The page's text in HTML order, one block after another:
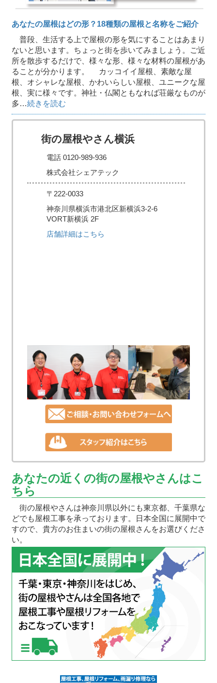
あなたの屋根はどの形？18種類の屋根と名称をご紹介
普段、生活する上で屋根の形を気にすることはあまり
ないと思います。ちょっと街を歩いてみましょう。ご近
所を散歩するだけで、様々な形、様々な材料の屋根があ
ることが分かります。 カッコイイ屋根、素敵な屋
根、オシャレな屋根、かわいらしい屋根、ユニークな屋
根、実に様々です。神社・仏閣ともなれば荘厳なものが
多…続きを読む
街の屋根やさん横浜
電話 0120-989-936
株式会社シェアテック
〒222-0033
神奈川県横浜市港北区新横浜3-2-6
VORT新横浜 2F
店舗詳細はこちら
あなたの近くの街の屋根やさんはこ
ちら
街の屋根やさんは神奈川県以外にも東京都、千葉県な
どでも屋根工事を承っております。日本全国に展開中で
すので、貴方のお住まいの街の屋根さんをお選びくださ
い。